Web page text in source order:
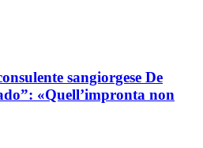
sangiorgese De
«Quell’impronta non